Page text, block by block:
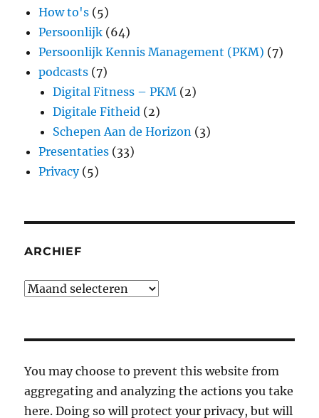
How to's (5)
Persoonlijk (64)
Persoonlijk Kennis Management (PKM) (7)
podcasts (7)
Digital Fitness – PKM (2)
Digitale Fitheid (2)
Schepen Aan de Horizon (3)
Presentaties (33)
Privacy(5)
ARCHIEF
Archief
You may choose to prevent this website from
aggregating and analyzing the actions you take
here. Doing so will protect your privacy, but will